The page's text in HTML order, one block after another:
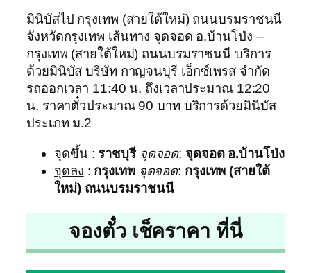
มินิบัสไป กรุงเทพ (สายใต้ใหม่) ถนนบรมราชนนี
จังหวัดกรุงเทพ เส้นทาง จุดจอด อ.บ้านโป่ง –
กรุงเทพ (สายใต้ใหม่) ถนนบรมราชนนี บริการ
ด้วยมินิบัส บริษัท กาญจนบุรี เอ็กซ์เพรส จำกัด
รถออกเวลา 11:40 น. ถึงเวลาประมาณ 12:20
น. ราคาตั๋วประมาณ 90 บาท บริการด้วยมินิบัส
ประเภท ม.2
จุดขึ้น: ราชบุรี จุดจอด: จุดจอด อ.บ้านโป่ง
จุดลง : กรุงเทพ จุดจอด: กรุงเทพ (สายใต้
ใหม่) ถนนบรมราชนนี
จองตั๋ว เช็คราคา ที่นี่